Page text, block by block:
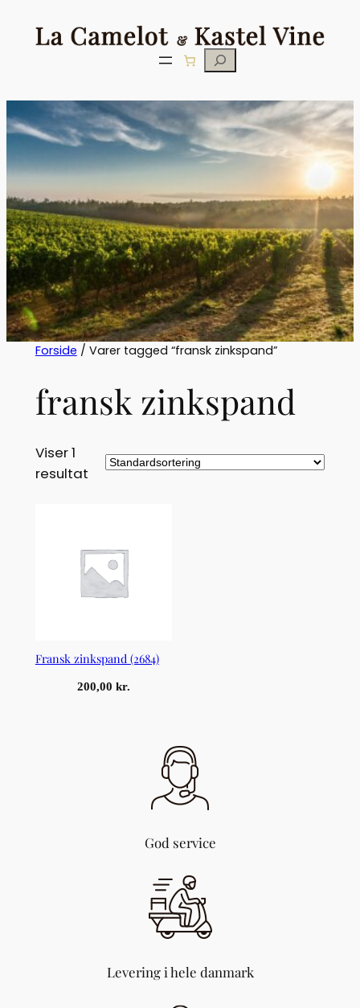
Søg
Forside / Varer tagged “fransk zinkspand”
fransk zinkspand
Viser 1
resultat
Fransk zinkspand (2684)
200,00 kr.
God service
Levering i hele danmark